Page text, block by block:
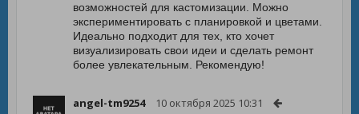
возможностей для кастомизации. Можно
экспериментировать с планировкой и цветами.
Идеально подходит для тех, кто хочет
визуализировать свои идеи и сделать ремонт
более увлекательным. Рекомендую!
angel-tm9254 10 октября 2025 10:31